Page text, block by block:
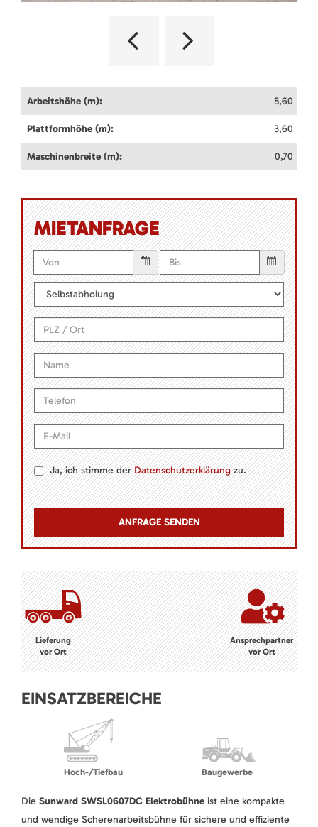
Arbeitshöhe (m): 5,60
Plattformhöhe (m): 3,60
Maschinenbreite (m): 0,70
MIETANFRAGE
Ja, ich stimme derDatenschutzerklärungzu.
Lieferung
vor Ort
Ansprechpartner
vor Ort
EINSATZBEREICHE
Hoch-/Tiefbau Baugewerbe
Die Sunward SWSL0607DC Elektrobühneist eine kompakte
und wendige Scherenarbeitsbühne für sichere und effiziente